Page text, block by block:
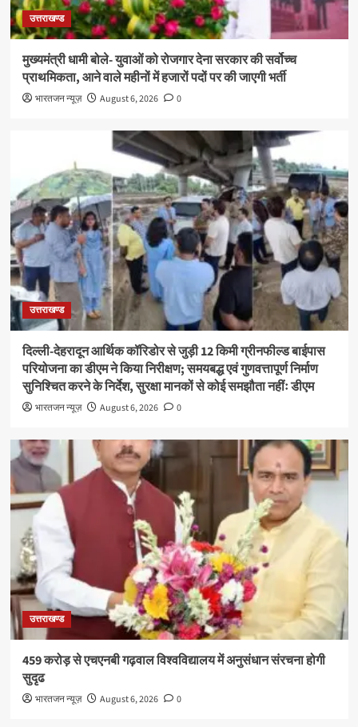
उत्तराखण्ड
मुख्यमंत्री धामी बोले- युवाओं को रोजगार देना सरकार की सर्वोच्च
प्राथमिकता, आने वाले महीनों में हजारों पदों पर की जाएगी भर्ती
भारतजन न्यूज़ August 6, 2026 0
उत्तराखण्ड
दिल्ली-देहरादून आर्थिक कॉरिडोर से जुड़ी 12 किमी ग्रीनफील्ड बाईपास
परियोजना का डीएम ने किया निरीक्षण; समयबद्ध एवं गुणवत्तापूर्ण निर्माण
सुनिश्चित करने के निर्देश, सुरक्षा मानकों से कोई समझौता नहींः डीएम
भारतजन न्यूज़ August 6, 2026 0
उत्तराखण्ड
459 करोड़ से एचएनबी गढ़वाल विश्वविद्यालय में अनुसंधान संरचना होगी
सुदृढ
भारतजन न्यूज़ August 6, 2026 0